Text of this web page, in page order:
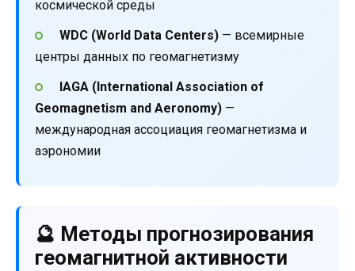
космической среды
WDC (World Data Centers)— всемирные
центры данных по геомагнетизму
IAGA (International Association of
Geomagnetism and Aeronomy) —
международная ассоциация геомагнетизма и
аэрономии
🔮 Методы прогнозирования
геомагнитной активности